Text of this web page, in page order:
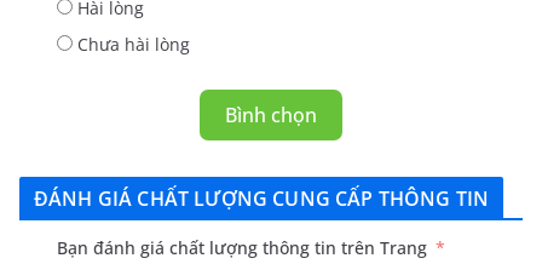
Hài lòng
Chưa hài lòng
Bình chọn
ĐÁNH GIÁ CHẤT LƯỢNG CUNG CẤP THÔNG TIN
Bạn đánh giá chất lượng thông tin trên Trang